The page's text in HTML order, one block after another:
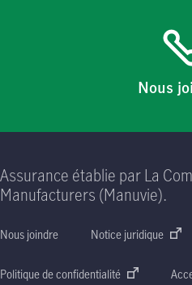
Nous
Assurance établie par La
Manufacturers (Manuvie).
Nous joindre Notice juridique
Politique de confidentialité